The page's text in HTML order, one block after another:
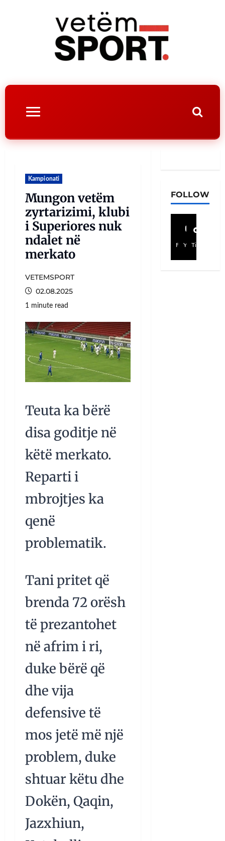
Kampionati
Mungon vetëm
zyrtarizimi, klubi
i Superiores nuk
ndalet në
merkato
VETEMSPORT
02.08.2025
1 minute read
Teuta ka bërë
disa goditje në
këtë merkato.
Reparti i
mbrojtjes ka
qenë
problematik.
Tani pritet që
brenda 72 orësh
të prezantohet
në afrim i ri,
duke bërë që
dhe vija
defensive të
mos jetë më një
problem, duke
shtuar këtu dhe
Dokën, Qaqin,
Jazxhiun,
FOLLOW
Facebook
YouTube
TikTok